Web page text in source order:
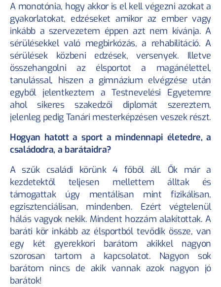
A monotónia, hogy akkor is el kell végezni azokat a
gyakorlatokat, edzéseket amikor az ember vagy
inkább a szervezetem éppen azt nem kívánja. A
sérülésekkel való megbirkózás, a rehabilitáció. A
sérülések közbeni edzések, versenyek. Illetve
összehangolni az élsportot a magánélettel,
tanulással, hiszen a gimnázium elvégzése után
egyből jelentkeztem a Testnevelési Egyetemre
ahol sikeres szakedzői diplomát szereztem,
jelenleg pedig Tanári mesterképzésen veszek részt.
Hogyan hatott a sport a mindennapi életedre, a
családodra, a barátaidra?
A szűk családi körünk 4 főből áll. Ők már a
kezdetektől teljesen mellettem álltak és
támogattak úgy mentálisan mint fizikálisan,
egzisztenciálisan, mindenben. Ezért végtelenül
hálás vagyok nekik. Mindent hozzám alakítottak. A
baráti kör inkább az élsportból tevődik össze, van
egy két gyerekkori barátom akikkel nagyon
szorosan tartom a kapcsolatot. Nagyon sok
barátom nincs de akik vannak azok nagyon jó
barátok!